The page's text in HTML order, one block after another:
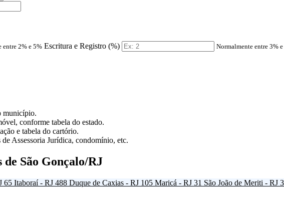
entre 2% e 5% Escritura e Registro (%) Normalmente entre 3%
município.
conforme tabela do estado.
e tabela do cartório.
Assessoria Jurídica, condomínio, etc.
de São Gonçalo/RJ
65 Itaboraí - RJ 488 Duque de Caxias - RJ 105 Maricá - RJ 31 São João de Meriti - RJ